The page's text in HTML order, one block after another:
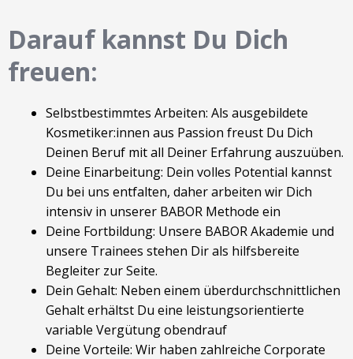
Darauf kannst Du Dich
freuen:
Selbstbestimmtes Arbeiten: Als ausgebildete
Kosmetiker:innen aus Passion freust Du Dich
Deinen Beruf mit all Deiner Erfahrung auszuüben.
Deine Einarbeitung: Dein volles Potential kannst
Du bei uns entfalten, daher arbeiten wir Dich
intensiv in unserer BABOR Methode ein
Deine Fortbildung: Unsere BABOR Akademie und
unsere Trainees stehen Dir als hilfsbereite
Begleiter zur Seite.
Dein Gehalt: Neben einem überdurchschnittlichen
Gehalt erhältst Du eine leistungsorientierte
variable Vergütung obendrauf
Deine Vorteile: Wir haben zahlreiche Corporate